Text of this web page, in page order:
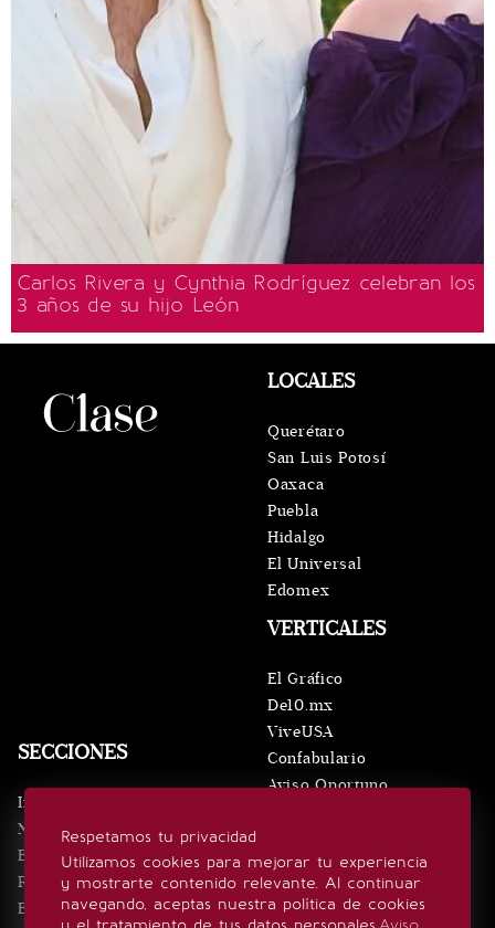
Carlos Rivera y Cynthia Rodríguez celebran los
3 años de su hijo León
Respetamos tu privacidad
Utilizamos cookies para mejorar tu experiencia
y mostrarte contenido relevante. Al continuar
navegando, aceptas nuestra política de cookies
SECCIONES
Inicio
Noticias
Eventos
Realeza
Estilo de vida
VERTICALES
El Gráfico
De10.mx
ViveUSA
Confabulario
Aviso Oportuno
LOCALES
Querétaro
San Luis Potosí
Oaxaca
Puebla
Hidalgo
El Universal
Edomex
SÍGUENOS